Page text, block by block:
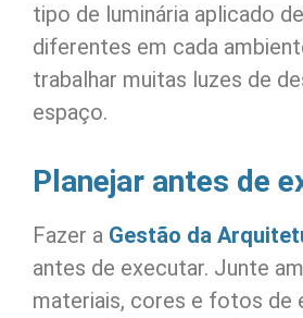
tipo de luminária aplicado
diferentes em cada
trabalhar muitas luzes de
espaço.
Planejar antes de
Fazer a Gestão da
antes de executar. Junte
materiais, cores e fotos de